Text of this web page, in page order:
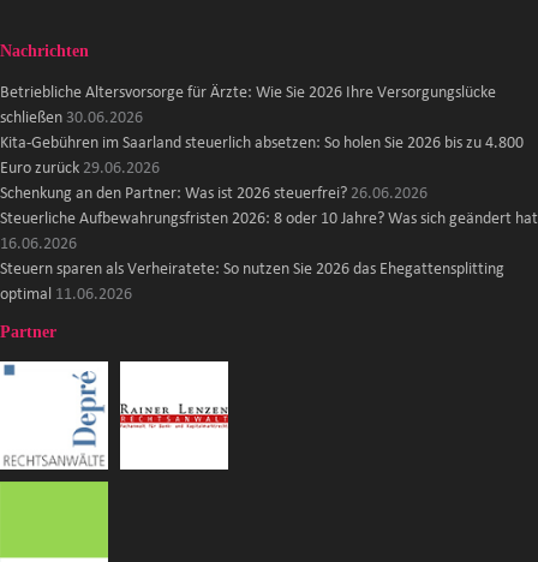
Nachrichten
Betriebliche Altersvorsorge für Ärzte: Wie Sie 2026 Ihre Versorgungslücke
schließen 30.06.2026
Kita-Gebühren im Saarland steuerlich absetzen: So holen Sie 2026 bis zu 4.800
Euro zurück 29.06.2026
Schenkung an den Partner: Was ist 2026 steuerfrei? 26.06.2026
Steuerliche Aufbewahrungsfristen 2026: 8 oder 10 Jahre? Was sich geändert hat
16.06.2026
Steuern sparen als Verheiratete: So nutzen Sie 2026 das Ehegattensplitting
optimal 11.06.2026
Partner